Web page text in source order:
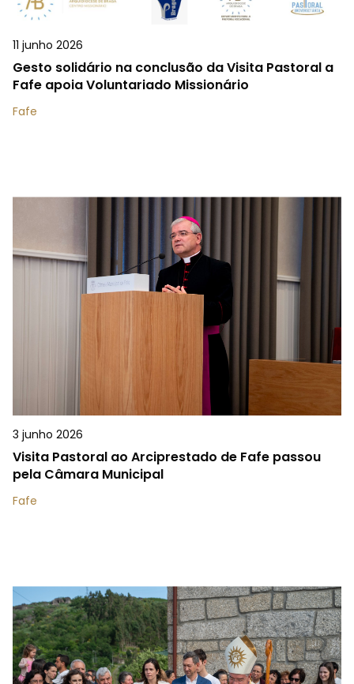
11 junho 2026
Gesto solidário na conclusão da Visita Pastoral a
Fafe apoia Voluntariado Missionário
Fafe
3 junho 2026
Visita Pastoral ao Arciprestado de Fafe passou
pela Câmara Municipal
Fafe